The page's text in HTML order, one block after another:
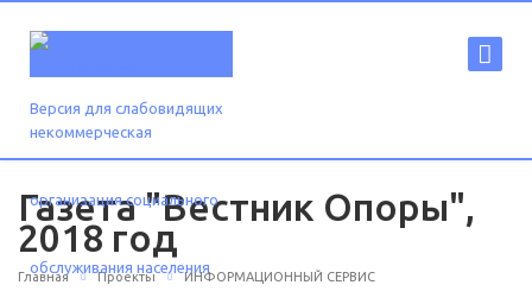
Версия для слабовидящих
Газета "Вестник Опоры",
2018 год
Главная Проекты ИНФОРМАЦИОННЫЙ СЕРВИС